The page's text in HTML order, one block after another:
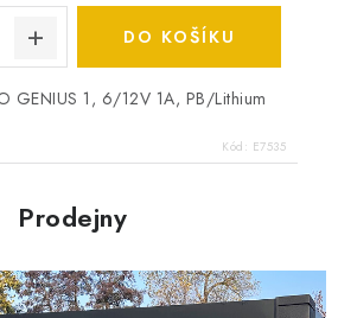
DO KOŠÍKU
GENIUS 1, 6/12V 1A, PB/Lithium
Kód: E7535
Prodejny